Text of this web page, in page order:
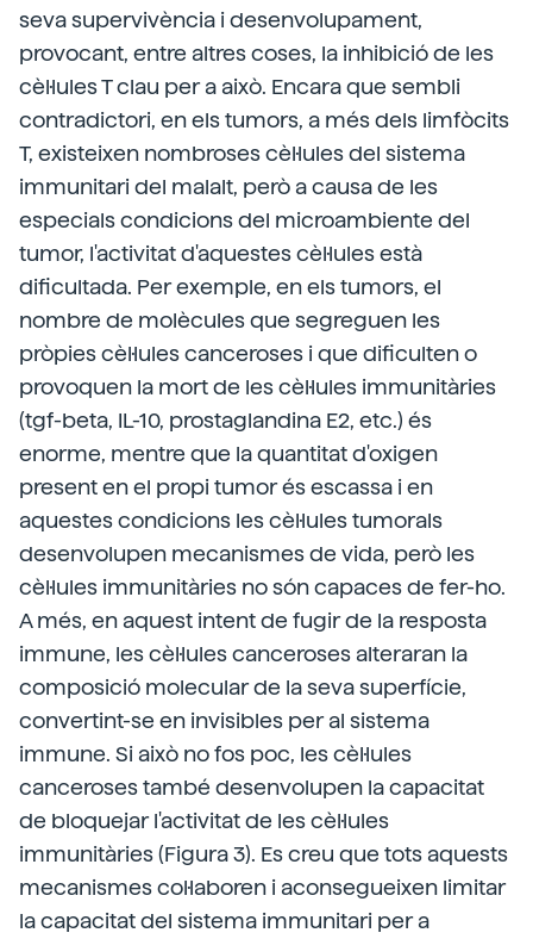
seva supervivència i desenvolupament,
provocant, entre altres coses, la inhibició de les
cèl·lules T clau per a això. Encara que sembli
contradictori, en els tumors, a més dels limfòcits
T, existeixen nombroses cèl·lules del sistema
immunitari del malalt, però a causa de les
especials condicions del microambiente del
tumor, l'activitat d'aquestes cèl·lules està
dificultada. Per exemple, en els tumors, el
nombre de molècules que segreguen les
pròpies cèl·lules canceroses i que dificulten o
provoquen la mort de les cèl·lules immunitàries
(tgf-beta, IL-10, prostaglandina E2, etc.) és
enorme, mentre que la quantitat d'oxigen
present en el propi tumor és escassa i en
aquestes condicions les cèl·lules tumorals
desenvolupen mecanismes de vida, però les
cèl·lules immunitàries no són capaces de fer-ho.
A més, en aquest intent de fugir de la resposta
immune, les cèl·lules canceroses alteraran la
composició molecular de la seva superfície,
convertint-se en invisibles per al sistema
immune. Si això no fos poc, les cèl·lules
canceroses també desenvolupen la capacitat
de bloquejar l'activitat de les cèl·lules
immunitàries (Figura 3). Es creu que tots aquests
mecanismes col·laboren i aconsegueixen limitar
la capacitat del sistema immunitari per a